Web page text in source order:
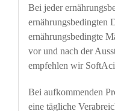
Bei jeder
ernährungsbedingten
ernährungsbedingte
vor und nach der
empfehlen wir
Bei aufkommenden
eine tägliche